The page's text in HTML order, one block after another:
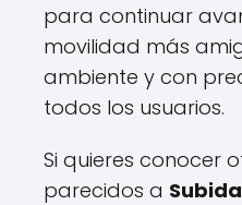
para continuar
movilidad más
ambiente y con
todos los usuarios.
Si quieres conocer
parecidos a